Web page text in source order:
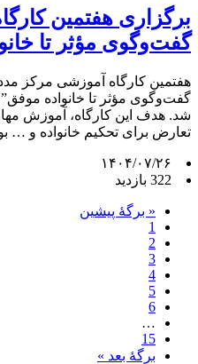
برگزاری هفتمین
گفت‌وگوی مؤثر تا
هفتمین کارگاه آموزشی مرکز
گفت‌وگوی مؤثر تا خانواده
شد. هدف این کارگاه، آموزش
تعارض برای تحکیم خانواده و …
۱۴۰۴/۰۷/۲۶
322 بازدید
« برگه‌ٔ پیشین
1
2
3
4
5
6
…
15
برگهٔ بعد »